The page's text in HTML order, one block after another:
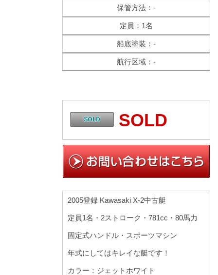
保管方法：-
定員：1名
船底塗装：-
航行区域：-
SOLD
2005登録 Kawasaki X-2中古艇
定員1名・2ストローク・781cc・80馬力
固定式ハンドル・スポーツマシン
年式にしてはキレイな艇です！
カラー：ジェットホワイト